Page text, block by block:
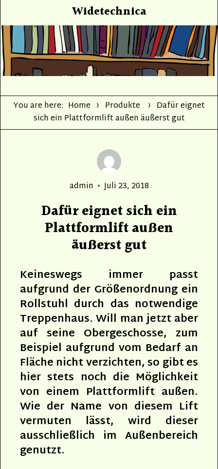
Widetechnica
You are here: Home Produkte
Dafür eignet
sich ein Plattformlift außen äußerst gut
Author
admin
Posted
Juli 23, 2018
Dafür eignet sich ein
Plattformlift außen
äußerst gut
Keineswegs immer passt
aufgrund der Größenordnung ein
Rollstuhl durch das notwendige
Treppenhaus. Will man jetzt aber
auf seine Obergeschosse, zum
Beispiel aufgrund vom Bedarf an
Fläche nicht verzichten, so gibt es
hier stets noch die Möglichkeit
von einem Plattformlift außen.
Wie der Name von diesem Lift
vermuten lässt, wird dieser
ausschließlich im Außenbereich
genutzt.